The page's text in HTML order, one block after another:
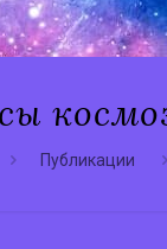
Публикации